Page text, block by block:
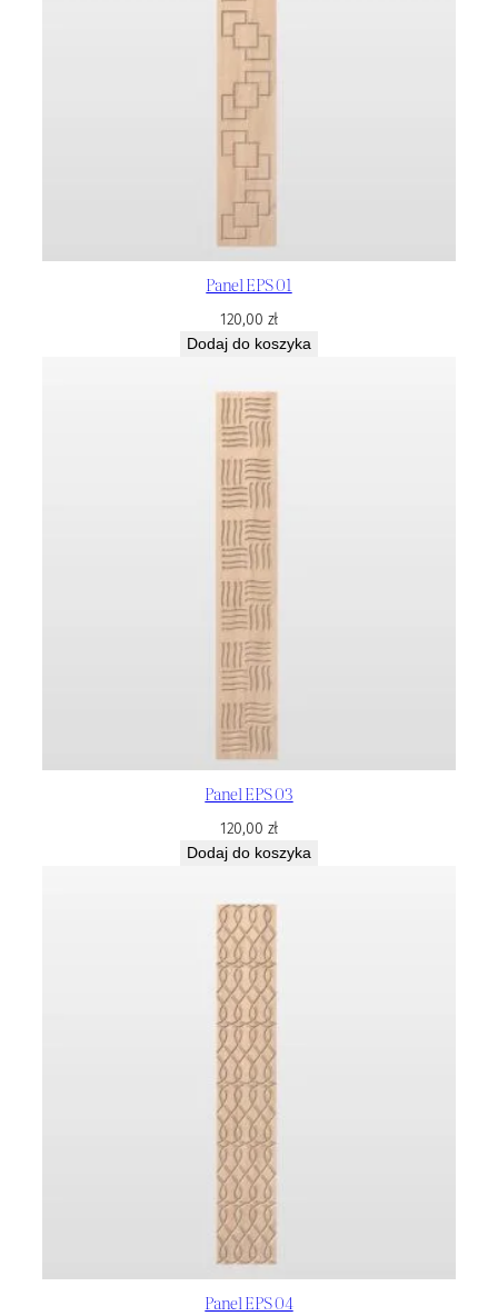
Panel EPS 01
120,00 zł
Dodaj do koszyka
Panel EPS 03
120,00 zł
Dodaj do koszyka
Panel EPS 04